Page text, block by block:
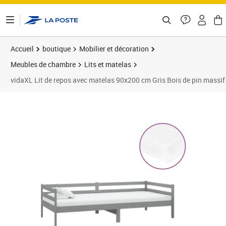
Accueil boutique
Mobilier et décoration
Meubles de chambre
Lits et matelas
vidaXL Lit de repos avec matelas 90x200 cm Gris Bois de pin massif